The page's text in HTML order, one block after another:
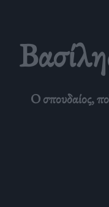
Ο σπουδαίος,